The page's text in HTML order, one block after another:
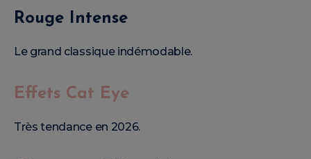
Rouge Intense
Le grand classique indémodable.
Effets Cat Eye
Très tendance en 2026.